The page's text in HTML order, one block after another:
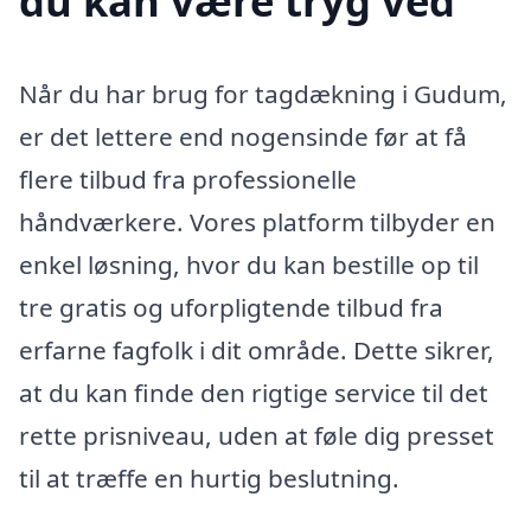
Når du har brug for tagdækning i Gudum,
er det lettere end nogensinde før at få
flere tilbud fra professionelle
håndværkere. Vores platform tilbyder en
enkel løsning, hvor du kan bestille op til
tre gratis og uforpligtende tilbud fra
erfarne fagfolk i dit område. Dette sikrer,
at du kan finde den rigtige service til det
rette prisniveau, uden at føle dig presset
til at træffe en hurtig beslutning.